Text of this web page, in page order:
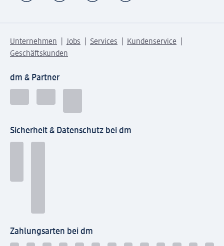
Unternehmen Jobs Services
Kundenservice
Geschäftskunden
dm & Partner
Sicherheit & Datenschutz bei dm
Zahlungsarten bei dm